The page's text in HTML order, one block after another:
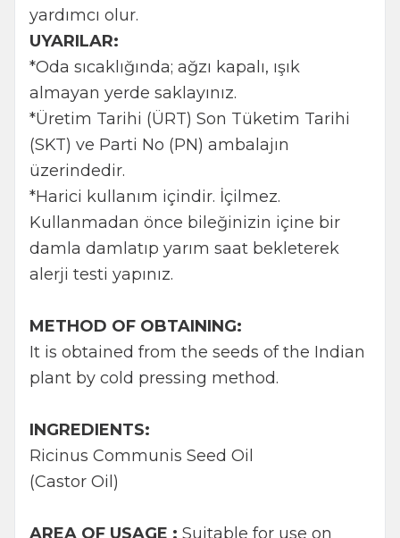
yardımcı olur.
UYARILAR:
*Oda sıcaklığında; ağzı kapalı, ışık
almayan yerde saklayınız.
*Üretim Tarihi (ÜRT) Son Tüketim Tarihi
(SKT) ve Parti No (PN) ambalajın
üzerindedir.
*Harici kullanım içindir. İçilmez.
Kullanmadan önce bileğinizin içine bir
damla damlatıp yarım saat bekleterek
alerji testi yapınız.
METHOD OF OBTAINING:
It is obtained from the seeds of the Indian
plant by cold pressing method.
INGREDIENTS:
Ricinus Communis Seed Oil
(Castor Oil)
AREA OF USAGE : Suitable for use on